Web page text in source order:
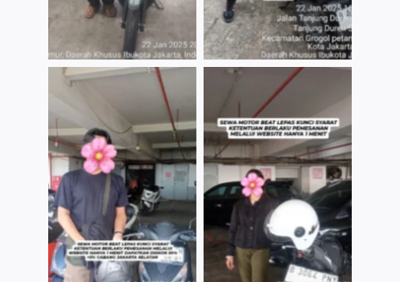
TNo Caption TNo Caption